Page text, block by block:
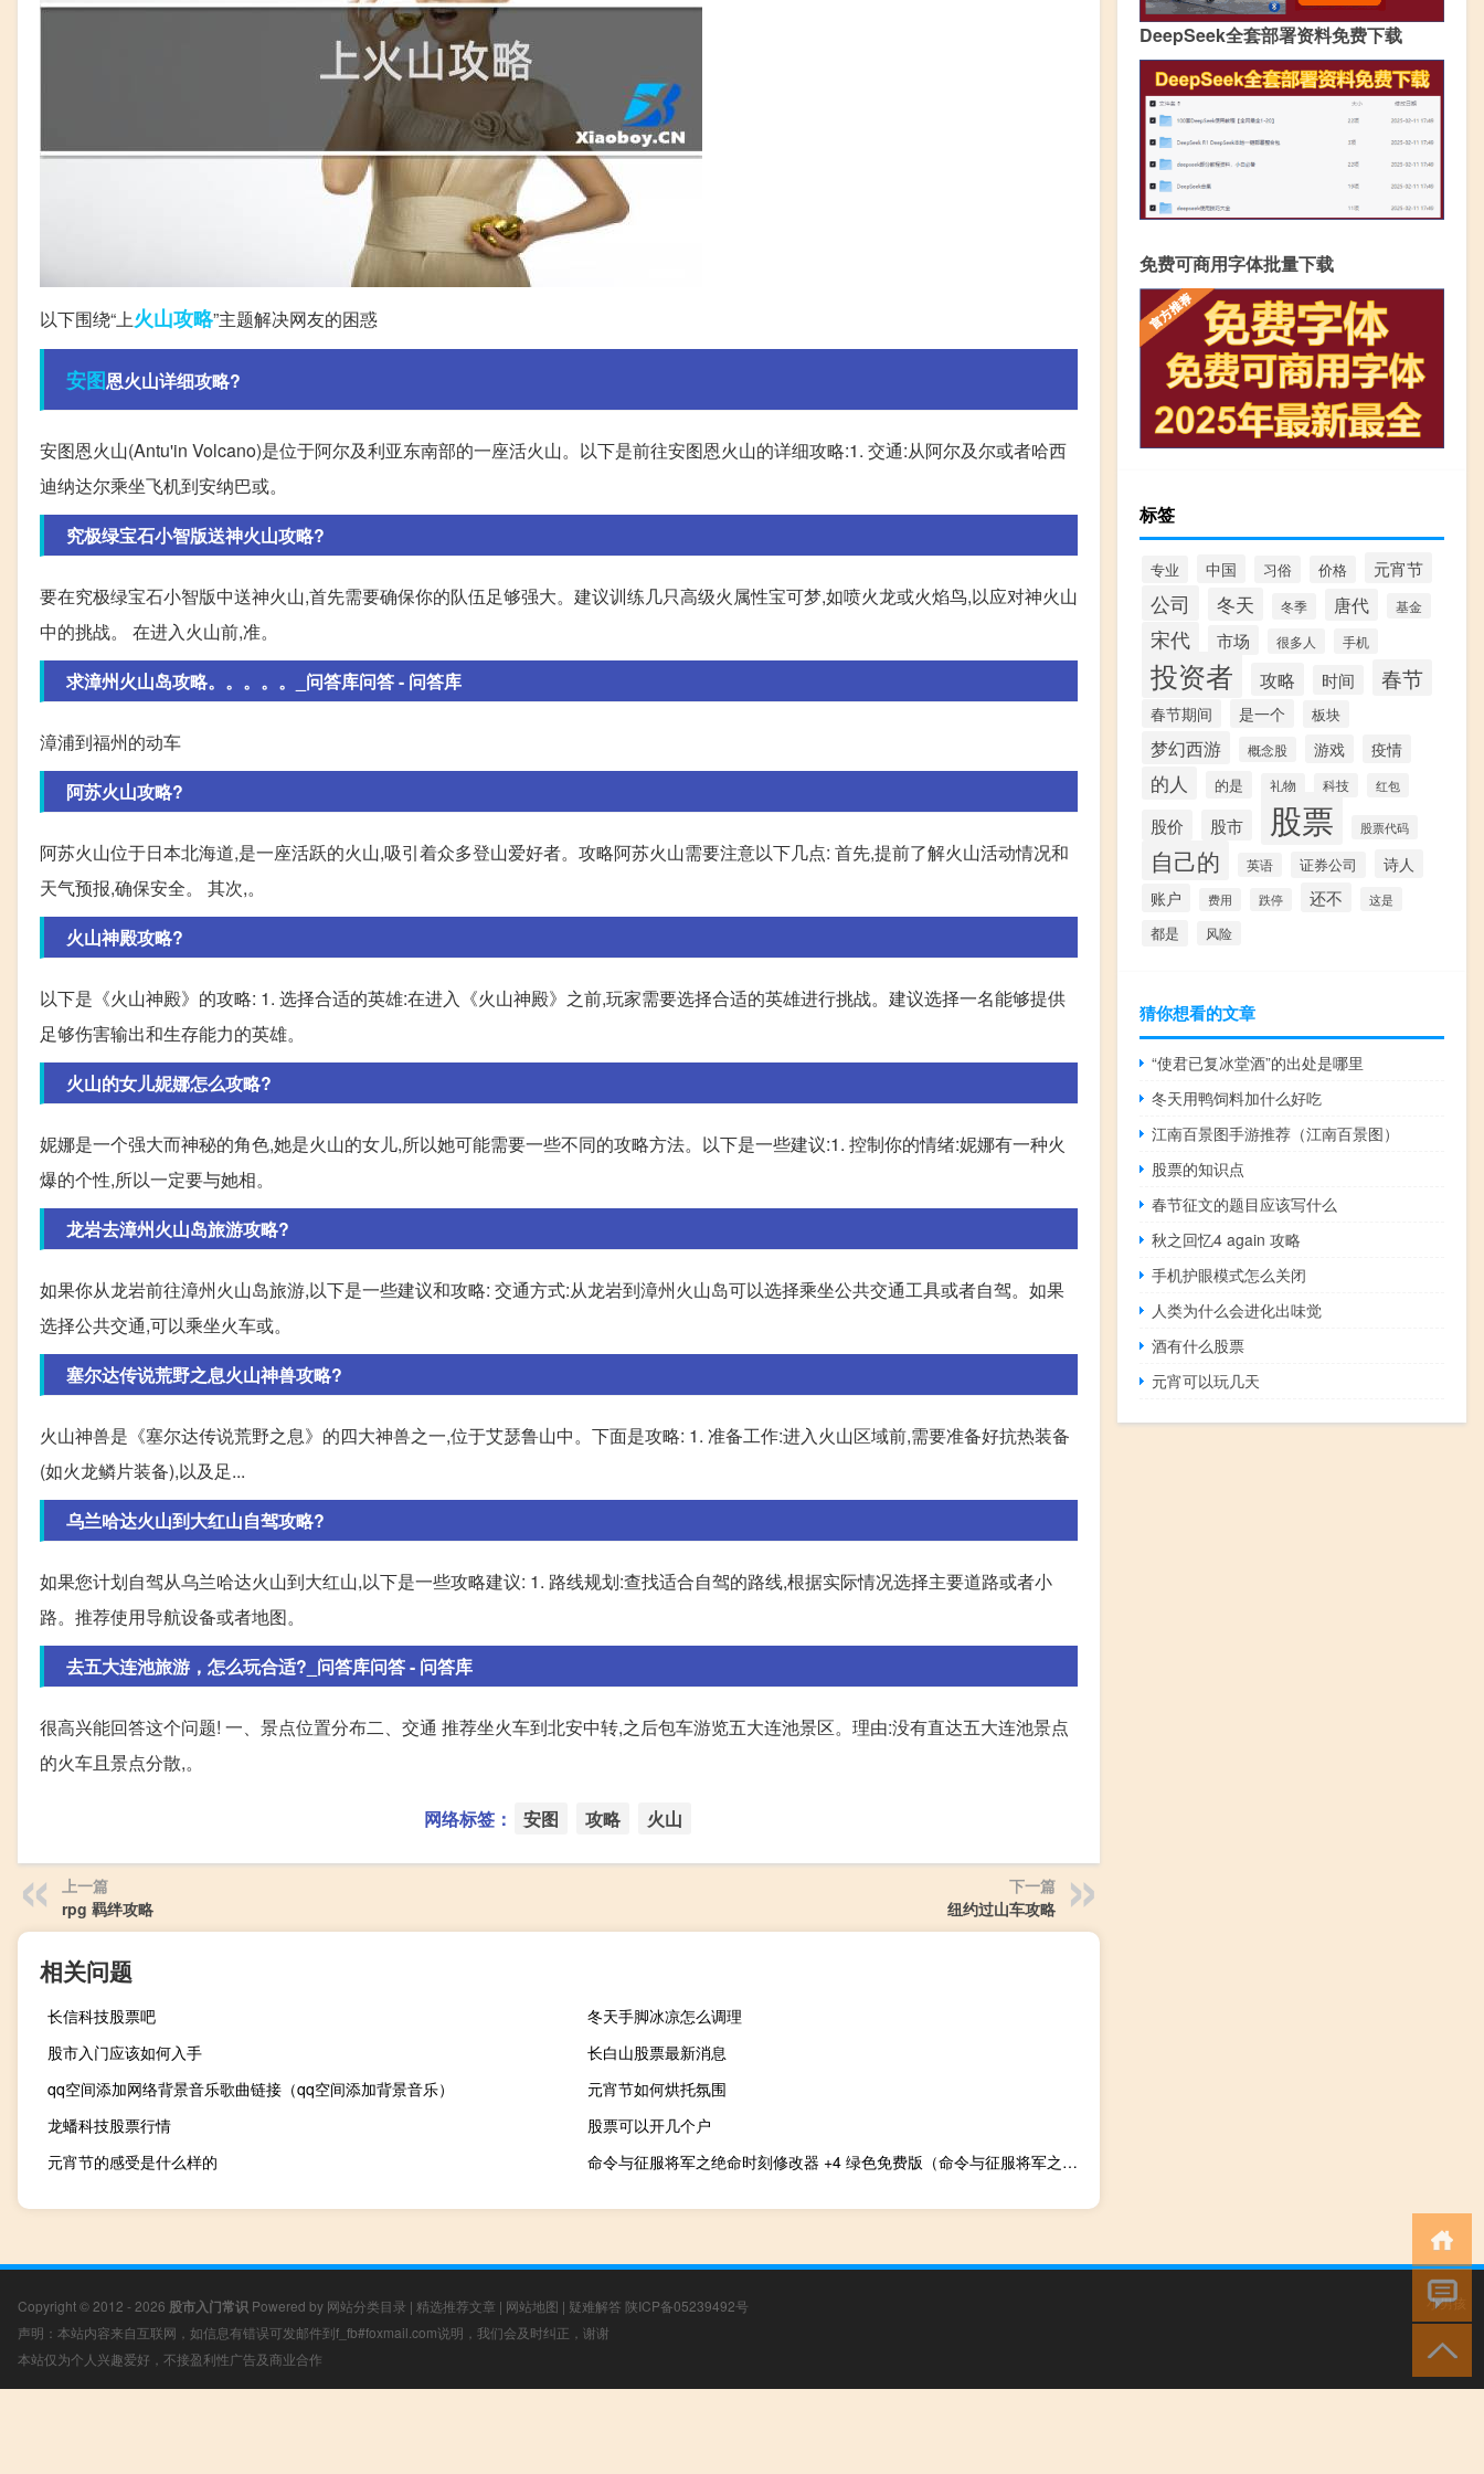
以下围绕“上火山攻略”主题解决网友的困惑
安图恩火山详细攻略?
安图恩火山(Antu'in Volcano)是位于阿尔及利亚东南部的一座活火山。以下是前往安图恩火山的详细攻略:1. 交通:从阿尔及尔或者哈西
迪纳达尔乘坐飞机到安纳巴或。
究极绿宝石小智版送神火山攻略?
要在究极绿宝石小智版中送神火山,首先需要确保你的队伍足够强大。建议训练几只高级火属性宝可梦,如喷火龙或火焰鸟,以应对神火山
中的挑战。 在进入火山前,准。
求漳州火山岛攻略。。。。。_问答库问答 - 问答库
漳浦到福州的动车
阿苏火山攻略?
阿苏火山位于日本北海道,是一座活跃的火山,吸引着众多登山爱好者。攻略阿苏火山需要注意以下几点: 首先,提前了解火山活动情况和
天气预报,确保安全。 其次,。
火山神殿攻略?
以下是《火山神殿》的攻略: 1. 选择合适的英雄:在进入《火山神殿》之前,玩家需要选择合适的英雄进行挑战。建议选择一名能够提供
足够伤害输出和生存能力的英雄。
火山的女儿妮娜怎么攻略?
妮娜是一个强大而神秘的角色,她是火山的女儿,所以她可能需要一些不同的攻略方法。以下是一些建议:1. 控制你的情绪:妮娜有一种火
爆的个性,所以一定要与她相。
龙岩去漳州火山岛旅游攻略?
如果你从龙岩前往漳州火山岛旅游,以下是一些建议和攻略: 交通方式:从龙岩到漳州火山岛可以选择乘坐公共交通工具或者自驾。如果
选择公共交通,可以乘坐火车或。
塞尔达传说荒野之息火山神兽攻略?
火山神兽是《塞尔达传说荒野之息》的四大神兽之一,位于艾瑟鲁山中。下面是攻略: 1. 准备工作:进入火山区域前,需要准备好抗热装备
(如火龙鳞片装备),以及足...
乌兰哈达火山到大红山自驾攻略?
如果您计划自驾从乌兰哈达火山到大红山,以下是一些攻略建议: 1. 路线规划:查找适合自驾的路线,根据实际情况选择主要道路或者小
路。推荐使用导航设备或者地图。
去五大连池旅游，怎么玩合适?_问答库问答 - 问答库
很高兴能回答这个问题! 一、景点位置分布二、交通 推荐坐火车到北安中转,之后包车游览五大连池景区。理由:没有直达五大连池景点
的火车且景点分散,。
网络标签： 安图 攻略 火山
上一篇
rpg 羁绊攻略
下一篇
纽约过山车攻略
相关问题
长信科技股票吧
冬天手脚冰凉怎么调理
股市入门应该如何入手
长白山股票最新消息
qq空间添加网络背景音乐歌曲链接（qq空间添加背景音乐）
元宵节如何烘托氛围
龙蟠科技股票行情
股票可以开几个户
元宵节的感受是什么样的
命令与征服将军之绝命时刻修改器 +4 绿色免费版（命令与征服将军之绝命时刻修改器 +4 绿色免费版功能简介）
DeepSeek全套部署资料免费下载
免费可商用字体批量下载
标签
专业 中国 习俗 价格 元宵节
公司 冬天 冬季 唐代 基金
宋代 市场 很多人 手机
投资者 攻略 时间 春节
春节期间 是一个 板块
梦幻西游 概念股 游戏 疫情
的人 的是 礼物 科技 红包
股价 股市 股票 股票代码
自己的 英语 证券公司
诗人
账户
费用 跌停 还不 这是
都是 风险
猜你想看的文章
“使君已复冰堂酒”的出处是哪里
冬天用鸭饲料加什么好吃
江南百景图手游推荐（江南百景图）
股票的知识点
春节征文的题目应该写什么
秋之回忆4 again 攻略
手机护眼模式怎么关闭
人类为什么会进化出味觉
酒有什么股票
元宵可以玩几天
Copyright © 2012 - 2026 股市入门常识 Powered by 网站分类目录 | 精选推荐文章 | 网站地图 | 疑难解答 陕ICP备05239492号
声明：本站内容来自互联网，如信息有错误可发邮件到f_fb#foxmail.com说明，我们会及时纠正，谢谢
本站仅为个人兴趣爱好，不接盈利性广告及商业合作
小男孩